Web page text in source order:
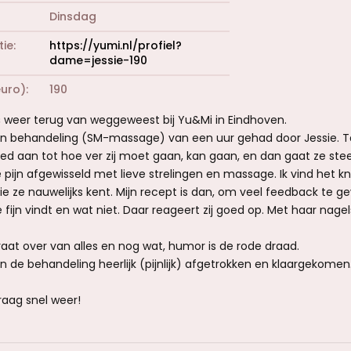
Dinsdag
https://yumi.nl/profiel?
dame=jessie-190
190
weer terug van weggeweest bij Yu&Mi in Eindhoven.
behandeling (SM-massage) van een uur gehad door Jessie.
aan tot hoe ver zij moet gaan, kan gaan, en dan gaat ze
pijn afgewisseld met lieve strelingen en massage. Ik vind het
ze nauwelijks kent. Mijn recept is dan, om veel feedback te
vindt en wat niet. Daar reageert zij goed op. Met haar
over van alles en nog wat, humor is de rode draad.
de behandeling heerlijk (pijnlijk) afgetrokken en
snel weer!